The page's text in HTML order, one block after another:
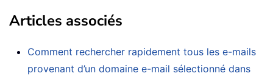
Articles associés
Comment rechercher rapidement tous les e-mails
provenant d’un domaine e-mail sélectionné dans